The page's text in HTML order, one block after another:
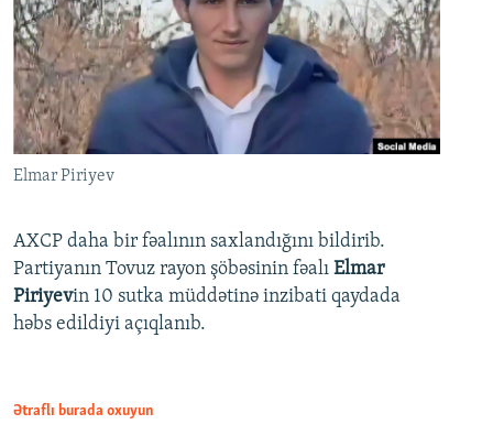
Elmar Piriyev
AXCP daha bir fəalının saxlandığını bildirib.
Partiyanın Tovuz rayon şöbəsinin fəalı Elmar
Piriyevin 10 sutka müddətinə inzibati qaydada
həbs edildiyi açıqlanıb.
Ətraflı burada oxuyun